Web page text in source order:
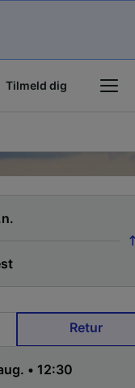
Tilmeld dig
Retur